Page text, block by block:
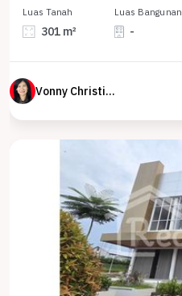
Luas Tanah
301 m²
Luas Bangunan
-
Vonny Christina